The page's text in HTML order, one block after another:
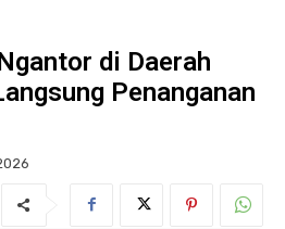
di Daerah
Penanganan